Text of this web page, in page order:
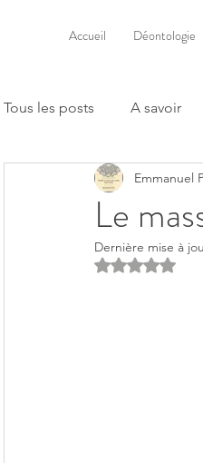
Accueil Déontologie
Tous les posts A savoir
Le
Emmanuel
Dernière mise à
Noté NaN